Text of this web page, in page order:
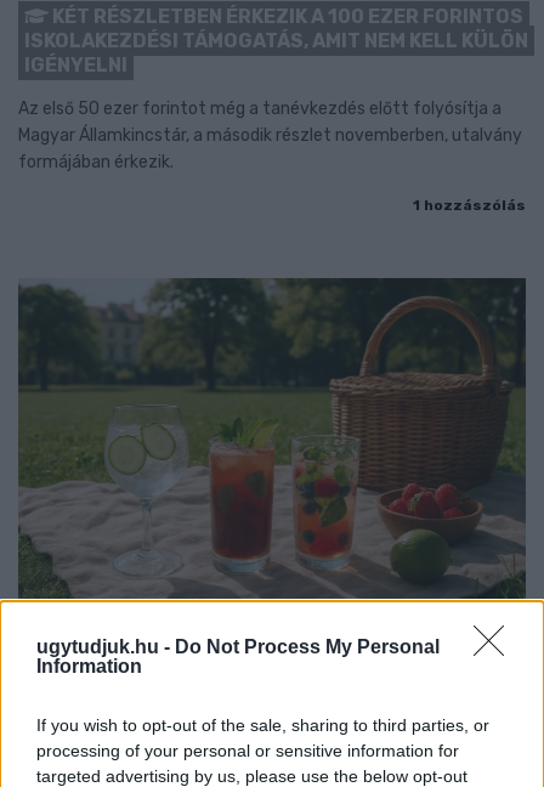
ugytudjuk.hu - Do Not Process My Personal
Information
If you wish to opt-out of the sale, sharing to third parties, or
processing of your personal or sensitive information for
targeted advertising by us, please use the below opt-out
KÉT RÉSZLETBEN ÉRKEZIK A 100 EZER FORINTOS
ISKOLAKEZDÉSI TÁMOGATÁS, AMIT NEM KELL KÜLÖN
IGÉNYELNI
Az első 50 ezer forintot még a tanévkezdés előtt folyósítja a
Magyar Államkincstár, a második részlet novemberben, utalvány
formájában érkezik.
1 hozzászólás
PIKNIK ITALOK: ÍZEK ÉS ÉLMÉNYEK A SZABADBAN
támad kedve kirándulni a természetbe.
Szólj hozzá!